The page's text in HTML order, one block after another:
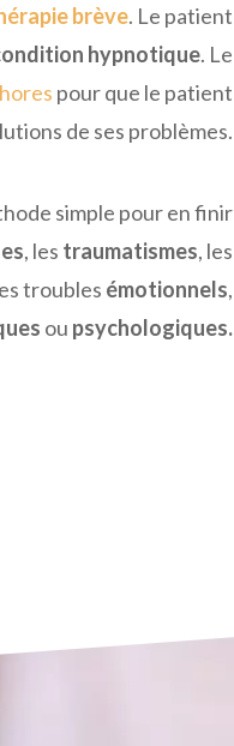
brève. Le patient
hypnotique. Le
pour que le patient
de ses problèmes.
simple pour en finir
, les traumatismes, les
troubles émotionnels,
ou psychologiques.